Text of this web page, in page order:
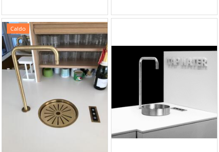
Caldo